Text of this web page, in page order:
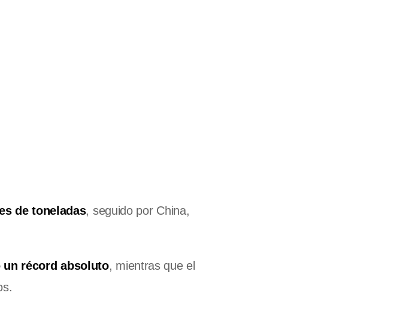
de toneladas, seguido por China,
un récord absoluto, mientras que el